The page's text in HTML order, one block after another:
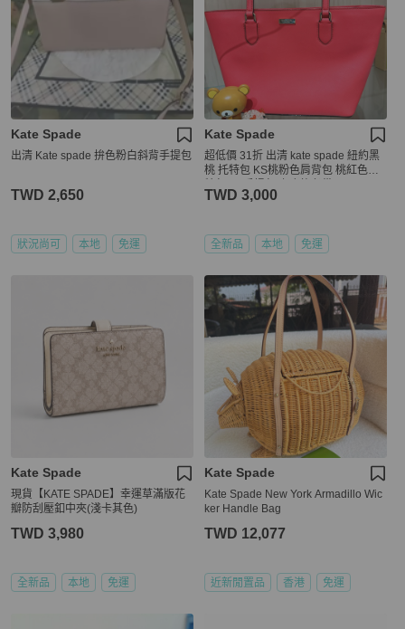
Kate Spade
出清 Kate spade 拚色粉白斜背手提包
TWD 2,650
狀況尚可 本地 免運
Kate Spade
超低價 31折 出清 kate spade 紐約黑
桃 托特包 KS桃粉色肩背包 桃紅色托
TWD 3,000
全新品 本地 免運
Kate Spade
現貨【KATE SPADE】幸運草滿版花
瓣防刮壓釦中夾(淺卡其色)
TWD 3,980
全新品 本地 免運
Kate Spade
Kate Spade New York Armadillo Wic
ker Handle Bag
TWD 12,077
近新閒置品 香港 免運